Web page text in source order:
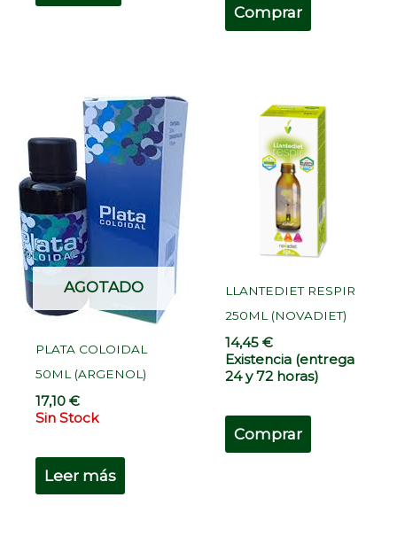
Comprar
AGOTADO
PLATA COLOIDAL
50ML (ARGENOL)
17,10€
Sin Stock
Leer más
LLANTEDIET RESPIR
250ML (NOVADIET)
14,45€
Existencia (entrega
24 y 72 horas)
Comprar